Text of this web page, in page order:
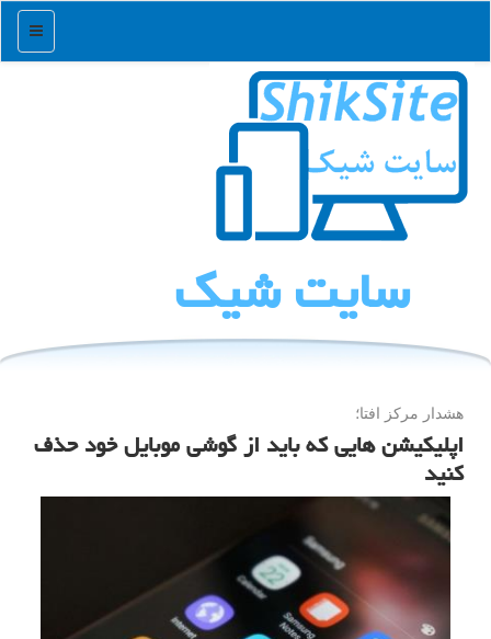
منو
سایت شیك
هشدار مركز افتا؛
اپلیكیشن هایی كه باید از گوشی موبایل خود حذف
كنید